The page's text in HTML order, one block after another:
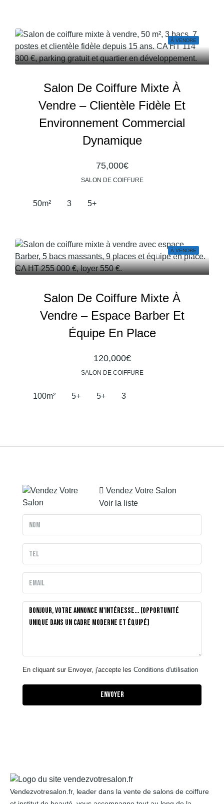
À VENDRE
Salon De Coiffure Mixte À
Vendre – Clientèle Fidèle Et
Environnement Commercial
Dynamique
75,000€
SALON DE COIFFURE
50m² 3 5+
À VENDRE
Salon De Coiffure Mixte À
Vendre – Espace Barber Et
Équipe En Place
120,000€
SALON DE COIFFURE
100m² 5+ 5+ 3
Vendez Votre Salon
Voir la liste
En cliquant sur Envoyer, j'accepte les Conditions d'utilisation
Envoyer
Vendezvotresalon.fr, leader dans la vente de salons de coiffure